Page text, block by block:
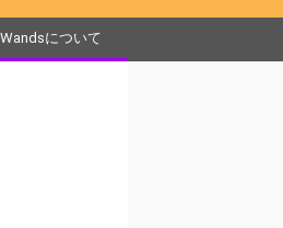
について